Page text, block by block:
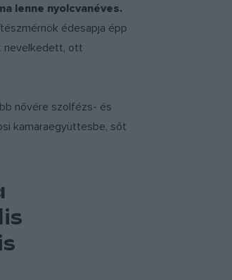
lenne nyolcvanéves.
édesapja épp
nevelkedett, ott
nővére szolfézs- és
kamaraegyüttesbe, sőt